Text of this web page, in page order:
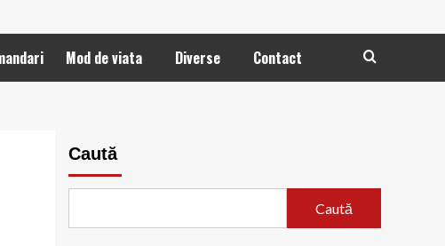
Mod de viata Diverse Contact
Caută
Caută